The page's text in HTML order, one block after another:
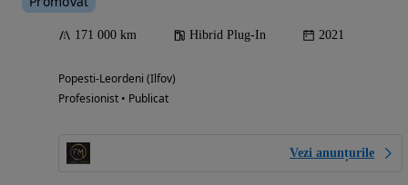
171 000 km Hibrid Plug-In 2021
Popesti-Leordeni (Ilfov)
Profesionist • Publicat
Vezi anunțurile